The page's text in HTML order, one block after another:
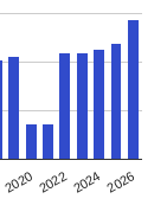
2020 2022 2024 2026